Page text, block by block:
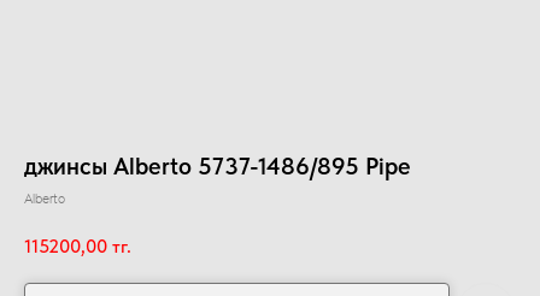
джинсы Alberto 5737-1486/895 Pipe
Alberto
115200,00 тг.